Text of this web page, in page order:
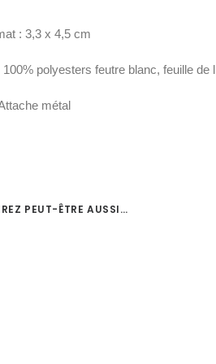
: 3,3 x 4,5 cm
polyesters feutre blanc, feuille de
métal
PEUT-ÊTRE AUSSI…